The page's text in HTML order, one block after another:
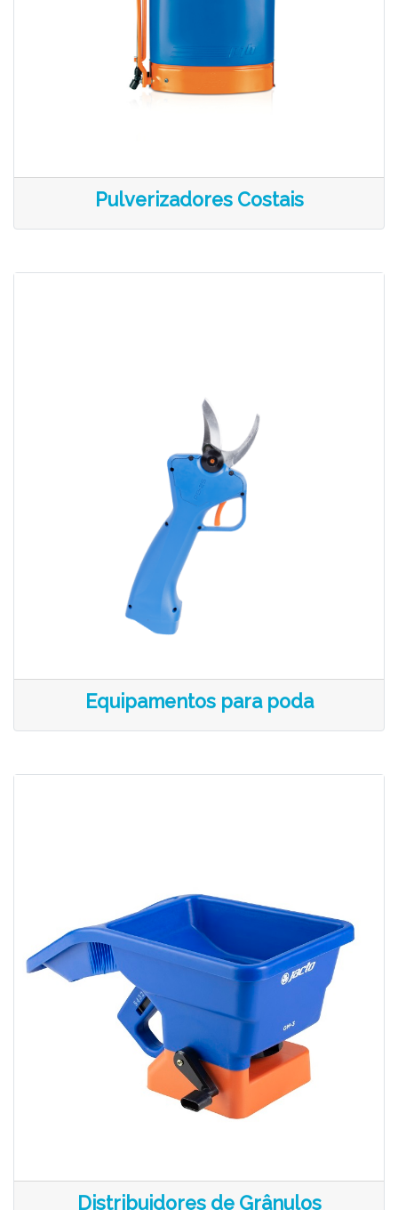
Pulverizadores Costais
Equipamentos para poda
Distribuidores de Grânulos